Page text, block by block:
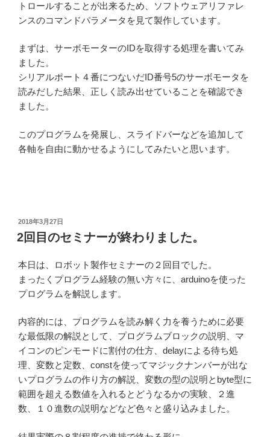
トロールすることが出来るため、ソフトウェアリファレ
ンスのコマンドパラメータを見て製作しています。
まずは、サーボモーターのIDを取得する処理を書いてみ
ました。
シリアルポート４番につないだID番号5のサーボモータを
読みだした結果、正しく読み出せていることを確認でき
ました。
このプログラムを発展し、スライドバーなどを追加して
各軸を自由に動かせるようにしてみたいと思います。
投
稿
日:
2018年3月27日
2回目のセミナーが終わりました。
本日は、ロボット製作セミナーの２回目でした。
まったくプログラム経験の無い方々に、arduinoを使った
プログラムを解説します。
内容的には、プログラムを読み解く力を養うために必要
な最低限の解説として、プログラムブロックの説明、マ
イコンのピンモードに割付の仕方、delayによる待ち処
理、変数と定数、constを使ってマジックナンバーが出な
いプログラムの作り方の解説、変数の型の説明とbyte型に
範囲を超える数値を入れるとどうなるかの実験、２進
数、１０進数の説明などなど色々と盛り込みました。